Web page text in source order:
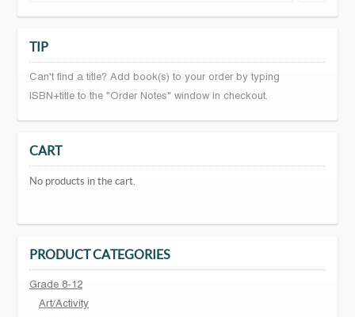
TIP
Can't find a title? Add book(s) to your order by typing
ISBN+title to the "Order Notes" window in checkout.
CART
No products in the cart.
PRODUCT CATEGORIES
Grade 8-12
Art/Activity